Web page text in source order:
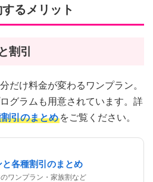
るメリット
割引
だけ料金が変わるワンプラン。
グラムも用意されています。詳
引のまとめ をご覧ください。
各種割引のまとめ
ワンプラン・家族割など